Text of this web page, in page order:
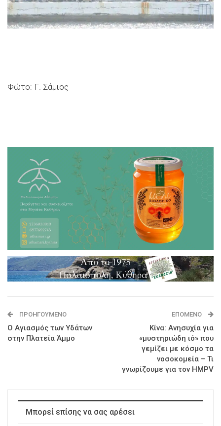
Φώτο: Γ. Σάμιος
ΠΡΟΗΓΟΎΜΕΝΟ
Ο Αγιασμός των Υδάτων
στην Πλατεία Άμμο
ΕΠΌΜΕΝΟ
Κίνα: Ανησυχία για
«μυστηριώδη ιό» που
γεμίζει με κόσμο τα
νοσοκομεία – Τι
γνωρίζουμε για τον HMPV
Μπορεί επίσης να σας αρέσει